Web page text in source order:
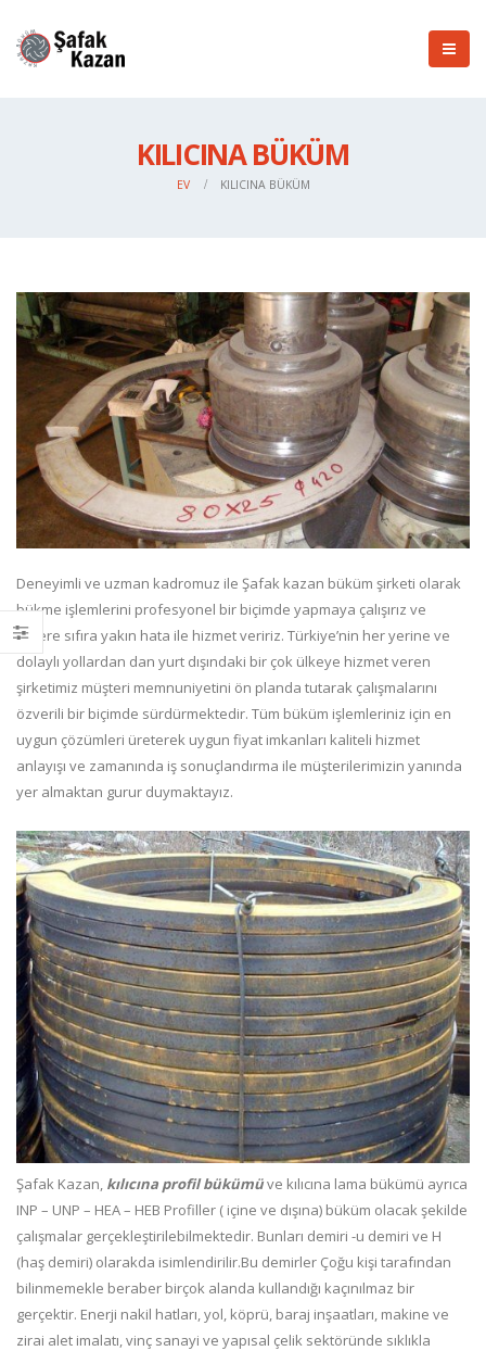
KILICINA BÜKÜM
EV KILICINA BÜKÜM
Deneyimli ve uzman kadromuz ile Şafak kazan büküm şirketi olarak
bükme işlemlerini profesyonel bir biçimde yapmaya çalışırız ve
sizlere sıfıra yakın hata ile hizmet veririz. Türkiye’nin her yerine ve
dolaylı yollardan dan yurt dışındaki bir çok ülkeye hizmet veren
şirketimiz müşteri memnuniyetini ön planda tutarak çalışmalarını
özverili bir biçimde sürdürmektedir. Tüm büküm işlemleriniz için en
uygun çözümleri üreterek uygun fiyat imkanları kaliteli hizmet
anlayışı ve zamanında iş sonuçlandırma ile müşterilerimizin yanında
yer almaktan gurur duymaktayız.
Şafak Kazan, kılıcına profil bükümüve kılıcına lama bükümü ayrıca
INP – UNP – HEA – HEB Profiller ( içine ve dışına) büküm olacak şekilde
çalışmalar gerçekleştirilebilmektedir. Bunları demiri -u demiri ve H
(haş demiri) olarakda isimlendirilir.Bu demirler Çoğu kişi tarafından
bilinmemekle beraber birçok alanda kullandığı kaçınılmaz bir
gerçektir. Enerji nakil hatları, yol, köprü, baraj inşaatları, makine ve
zirai alet imalatı, vinç sanayi ve yapısal çelik sektöründe sıklıkla